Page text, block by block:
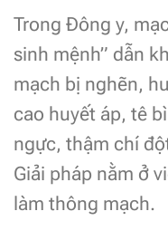
Trong Đông y,
sinh mệnh” dẫn
mạch bị nghẽn,
cao huyết áp, tê
ngực, thậm chí
Giải pháp nằm ở
làm thông mạch.